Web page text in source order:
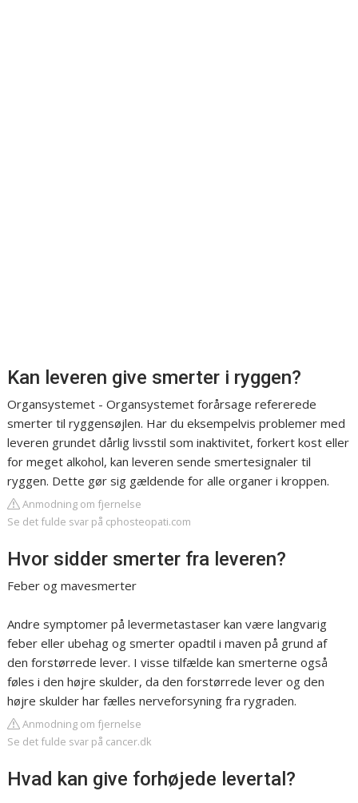
Kan leveren give smerter i ryggen?
Organsystemet - Organsystemet forårsage refererede
smerter til ryggensøjlen. Har du eksempelvis problemer med
leveren grundet dårlig livsstil som inaktivitet, forkert kost eller
for meget alkohol, kan leveren sende smertesignaler til
ryggen. Dette gør sig gældende for alle organer i kroppen.
Anmodning om fjernelse
Se det fulde svar på cphosteopati.com
Hvor sidder smerter fra leveren?
Feber og mavesmerter
Andre symptomer på levermetastaser kan være langvarig
feber eller ubehag og smerter opadtil i maven på grund af
den forstørrede lever. I visse tilfælde kan smerterne også
føles i den højre skulder, da den forstørrede lever og den
højre skulder har fælles nerveforsyning fra rygraden.
Anmodning om fjernelse
Se det fulde svar på cancer.dk
Hvad kan give forhøjede levertal?